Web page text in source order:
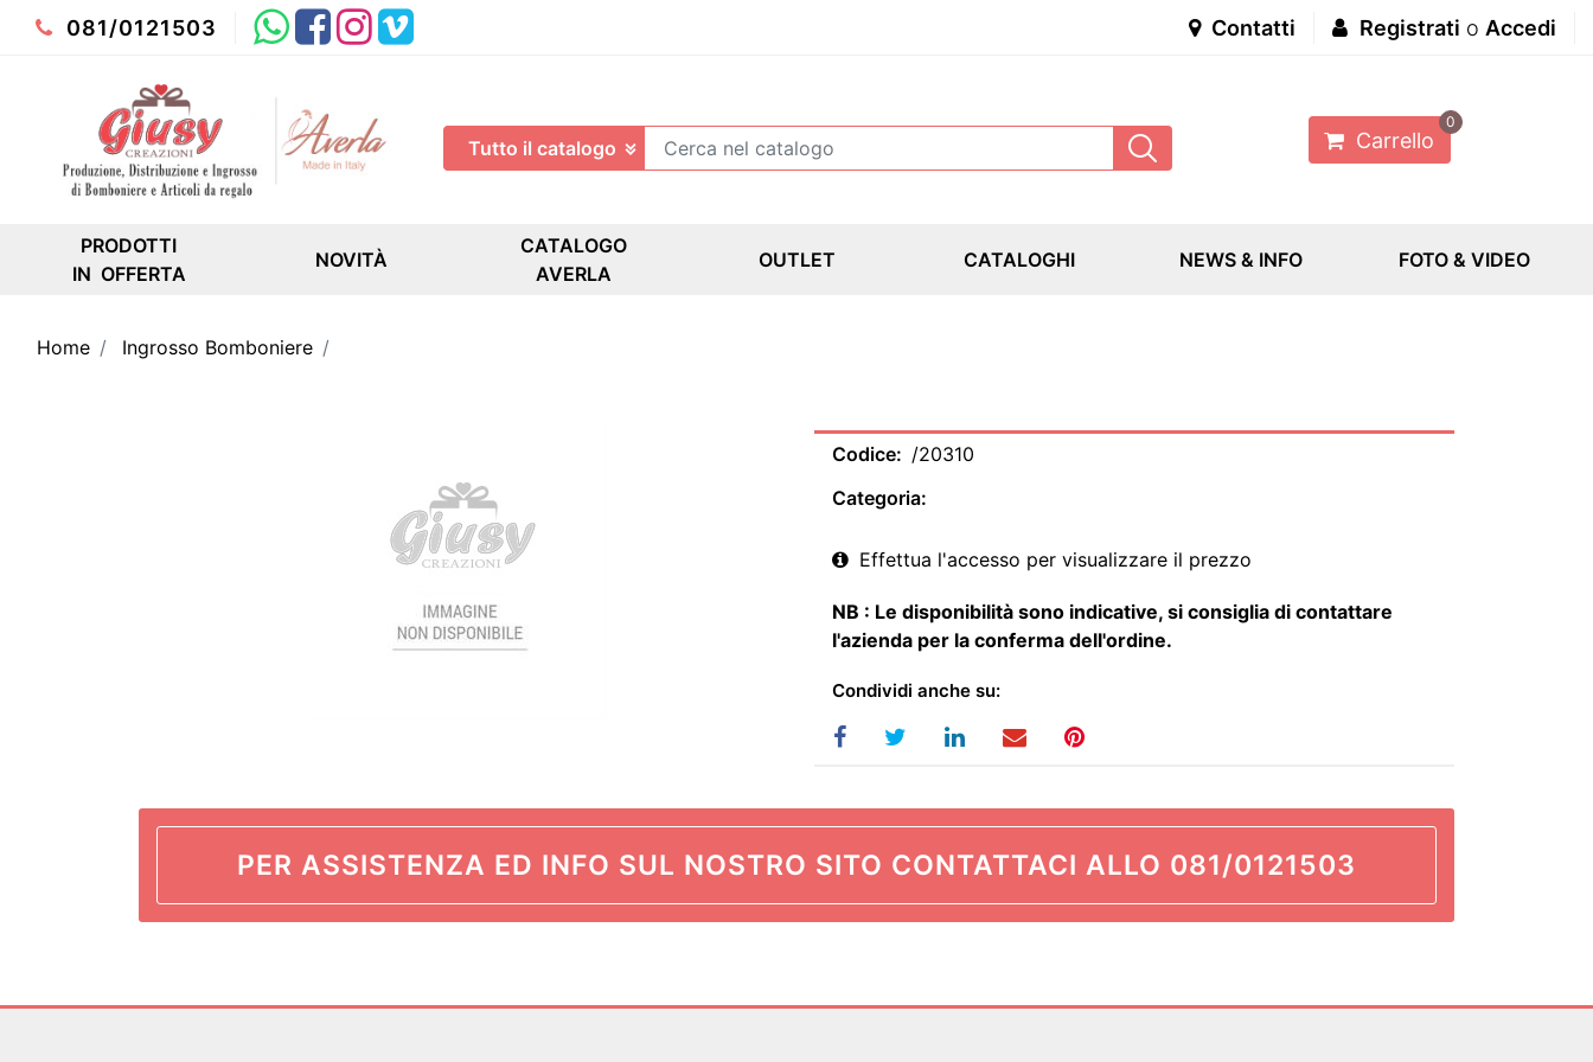
081/0121503 Whatsapp
FacebookInstagram
Youtube Contatti Registrati o Accedi
Carrello
0
PRODOTTI
IN OFFERTA
NOVITÀ
CATALOGO
AVERLA
OUTLET CATALOGHI NEWS & INFO FOTO & VIDEO
Home Ingrosso Bomboniere
Codice: /20310
Categoria:
Effettua l'accesso per visualizzare il prezzo
NB : Le disponibilità sono indicative, si consiglia di contattare
l'azienda per la conferma dell'ordine.
Condividi anche su:
PER ASSISTENZA ED INFO SUL NOSTRO SITO CONTATTACI ALLO 081/0121503